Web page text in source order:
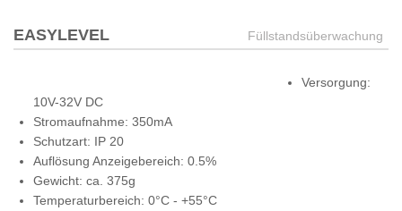
EASYLEVEL Füllstandsüberwachung
Versorgung:
10V-32V DC
Stromaufnahme: 350mA
Schutzart: IP 20
Auflösung Anzeigebereich: 0.5%
Gewicht: ca. 375g
Temperaturbereich: 0°C - +55°C